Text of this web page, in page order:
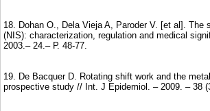
18. Dohan O., Dela Vieja A, Paroder V. [et al]. The
(NIS): characterization, regulation and medical
2003.– 24.– Р. 48-77.
19. De Bacquer D. Rotating shift work and the
prospective study // Int. J Epidemiol. – 2009. – 38